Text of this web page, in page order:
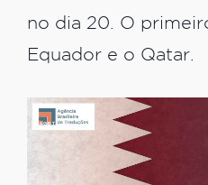
no dia 20. O
Equador e o Qatar.